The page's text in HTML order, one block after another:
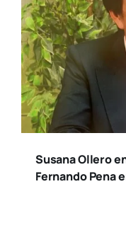
Susana Ollero
Fernando Pena